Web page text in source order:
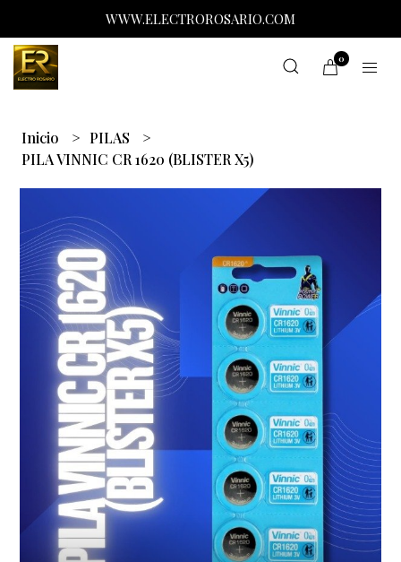
WWW.ELECTROROSARIO.COM
0
Inicio
PILAS
PILA VINNIC CR 1620 (BLISTER X5)